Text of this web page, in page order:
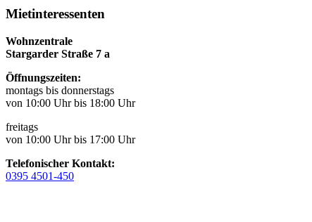
Mietinteressenten
Wohnzentrale
Stargarder Straße 7 a
Öffnungszeiten:
montags bis donnerstags
von 10:00 Uhr bis 18:00 Uhr
freitags
von 10:00 Uhr bis 17:00 Uhr
Telefonischer Kontakt:
0395 4501-450